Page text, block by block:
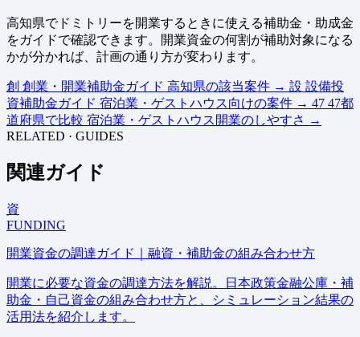
高知県でドミトリーを開業するときに使える補助金・助成金
をガイドで確認できます。開業資金の何割が補助対象になる
かが分かれば、計画の通り方が変わります。
創 創業・開業補助金ガイド 高知県の該当案件 → 設 設備投
資補助金ガイド 宿泊業・ゲストハウス向けの案件 → 47 47都
道府県で比較 宿泊業・ゲストハウス開業のしやすさ →
RELATED · GUIDES
関連ガイド
資
FUNDING
開業資金の調達ガイド｜融資・補助金の組み合わせ方
開業に必要な資金の調達方法を解説。日本政策金融公庫・補
助金・自己資金の組み合わせ方と、シミュレーション結果の
活用法を紹介します。